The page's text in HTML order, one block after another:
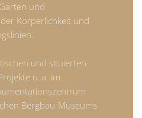
und
Körperlichkeit und
und situierten
u. a. im
Bergbau-Museums